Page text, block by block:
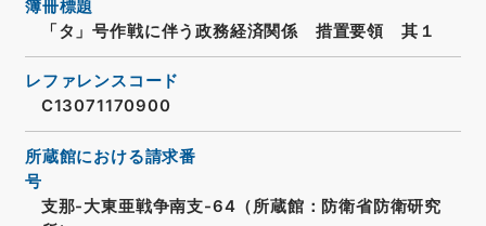
簿冊標題
「タ」号作戦に伴う政務経済関係 措置要領 其１
レファレンスコード
C13071170900
所蔵館における請求番
号
支那-大東亜戦争南支-64（所蔵館：防衛省防衛研究